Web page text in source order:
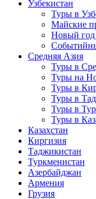
Узбекистан
Туры в
Майские
Новый год
Средняя Азия
Туры в
Туры на
Туры в
Туры в
Туры в
Туры в
Казахстан
Киргизия
Таджикистан
Туркменистан
Азербайджан
Армения
Грузия